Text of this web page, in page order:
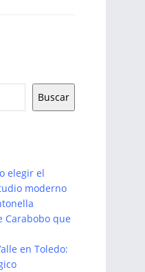
Buscar
elegir el
moderno
Carabobo que
en Toledo: